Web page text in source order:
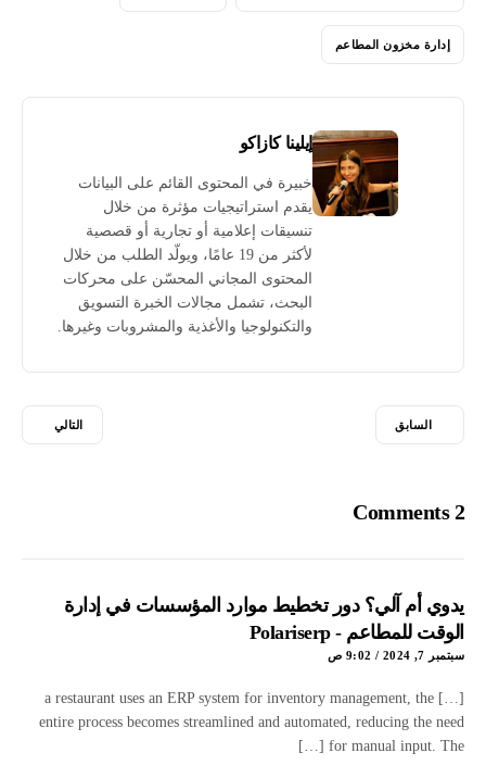
إدارة مخزون المطاعم
إيلينا كازاكو
خبيرة في المحتوى القائم على البيانات
يقدم استراتيجيات مؤثرة من خلال
تنسيقات إعلامية أو تجارية أو قصصية
لأكثر من 19 عامًا، ويولّد الطلب من خلال
المحتوى المجاني المحسّن على محركات
البحث، تشمل مجالات الخبرة التسويق
والتكنولوجيا والأغذية والمشروبات وغيرها.
السابق التالي
2 Comments
يدوي أم آلي؟ دور تخطيط موارد المؤسسات في إدارة
الوقت للمطاعم - Polariserp
سبتمبر 7, 2024 / 9:02 ص
[…] a restaurant uses an ERP system for inventory management, the
entire process becomes streamlined and automated, reducing the need
for manual input. The […]